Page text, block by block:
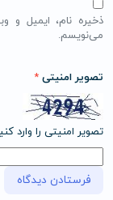
ذخیره نام، ایمیل و
می‌نویسم.
تصویر امنیتی *
تصویر امنیتی را وارد